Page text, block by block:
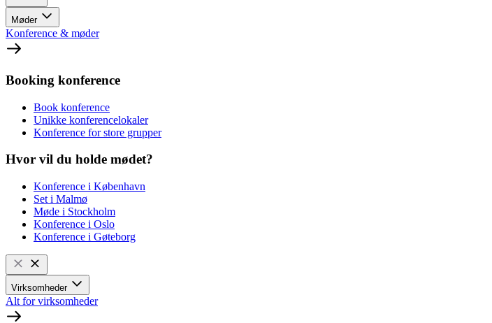
Møder
Konference & møder
Booking konference
Book konference
Unikke konferencelokaler
Konference for store grupper
Hvor vil du holde mødet?
Konference i København
Set i Malmø
Møde i Stockholm
Konference i Oslo
Konference i Gøteborg
Virksomheder
Alt for virksomheder